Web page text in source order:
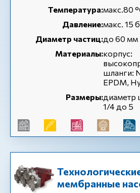
Температура:макс.80
Давление:макс. 15
Диаметр частиц:до 60 мм
Материалы:корпус:
шланги:
EPDM,
Размеры:диаметр
1/4 до 5
мембранные